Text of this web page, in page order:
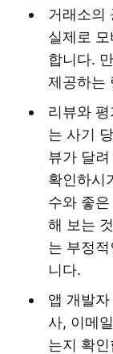
거래소의
실제로
합니다.
제공하는
리뷰와
는 사기
뷰가 달
확인하시
수와 좋
해 보는
는 부정
니다.
앱 개발
사, 이메
는지 확